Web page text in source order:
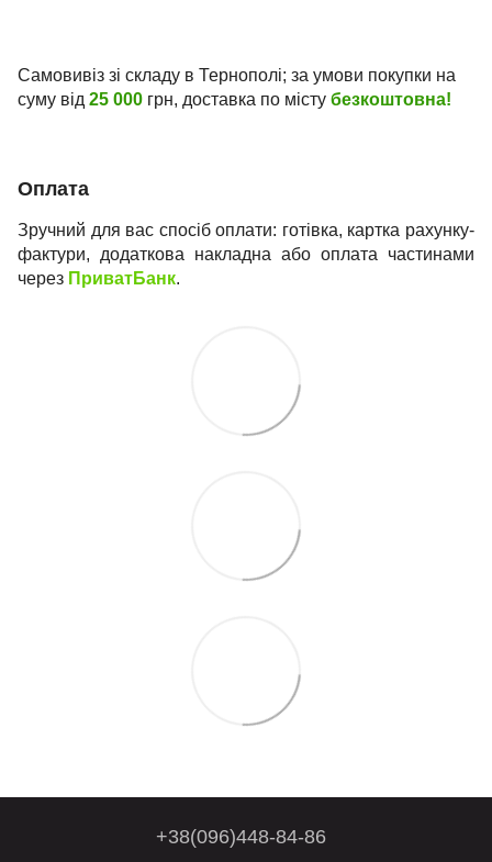
Самовивіз зі складу в Тернополі; за умови покупки на
суму від 25 000 грн, доставка по місту безкоштовна!
Оплата
Зручний для вас спосіб оплати: готівка, картка рахунку-
фактури, додаткова накладна або оплата частинами
через ПриватБанк.
+38(096)448-84-86